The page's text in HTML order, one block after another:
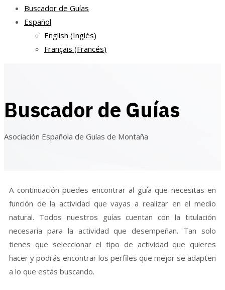
Buscador de Guías
Español
English (Inglés)
Français (Francés)
Buscador de Guías
Asociación Española de Guías de Montaña
A continuación puedes encontrar al guía que necesitas en
función de la actividad que vayas a realizar en el medio
natural. Todos nuestros guías cuentan con la titulación
necesaria para la actividad que desempeñan. Tan solo
tienes que seleccionar el tipo de actividad que quieres
hacer y podrás encontrar los perfiles que mejor se adapten
a lo que estás buscando.